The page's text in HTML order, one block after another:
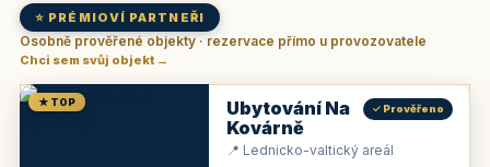
⭐ PRÉMIOVÍ PARTNEŘI
Osobně prověřené objekty · rezervace přímo u provozovatele
Chci sem svůj objekt →
★ TOP
Ubytování Na
Kovárně
✓ Prověřeno
📍 Lednicko-valtický areál